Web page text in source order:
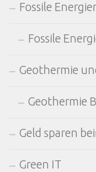
Fossile
Fossile
Geothermie
Geothermie
Geld sparen
Green IT